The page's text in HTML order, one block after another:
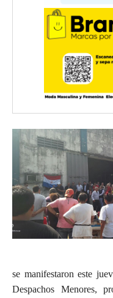
se manifestaron este
Despachos Menores,